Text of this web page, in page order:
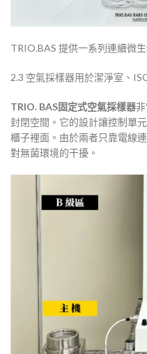
TRIO.BAS 提供一系列連續微
2.3 空氣採樣器用於潔淨室、
TRIO. BAS固定式空氣採樣器
封閉空間。它的設計讓控制單
櫃子裡面。由於兩者只靠電線
對無菌環境的干擾。